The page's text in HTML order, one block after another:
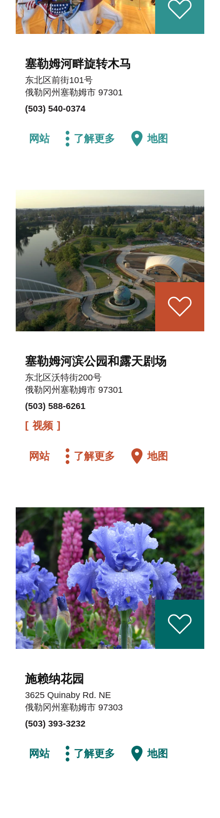
塞勒姆河畔旋转木马
东北区前街101号
俄勒冈州塞勒姆市 97301
(503) 540-0374
网站 了解更多 地图
塞勒姆河滨公园和露天剧场
东北区沃特街200号
俄勒冈州塞勒姆市 97301
(503) 588-6261
视频
网站 了解更多 地图
施赖纳花园
3625 Quinaby Rd. NE
俄勒冈州塞勒姆市 97303
(503) 393-3232
网站 了解更多 地图